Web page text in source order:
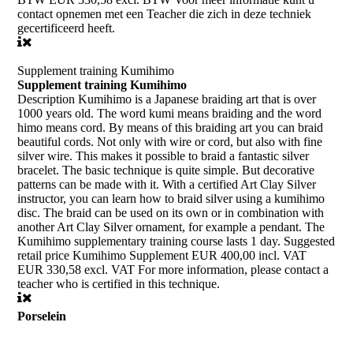
contact opnemen met een Teacher die zich in deze techniek
gecertificeerd heeft.
Supplement training Kumihimo
Supplement training Kumihimo
Description Kumihimo is a Japanese braiding art that is over
1000 years old. The word kumi means braiding and the word
himo means cord. By means of this braiding art you can braid
beautiful cords. Not only with wire or cord, but also with fine
silver wire. This makes it possible to braid a fantastic silver
bracelet. The basic technique is quite simple. But decorative
patterns can be made with it. With a certified Art Clay Silver
instructor, you can learn how to braid silver using a kumihimo
disc. The braid can be used on its own or in combination with
another Art Clay Silver ornament, for example a pendant. The
Kumihimo supplementary training course lasts 1 day. Suggested
retail price Kumihimo Supplement EUR 400,00 incl. VAT
EUR 330,58 excl. VAT For more information, please contact a
teacher who is certified in this technique.
Porselein